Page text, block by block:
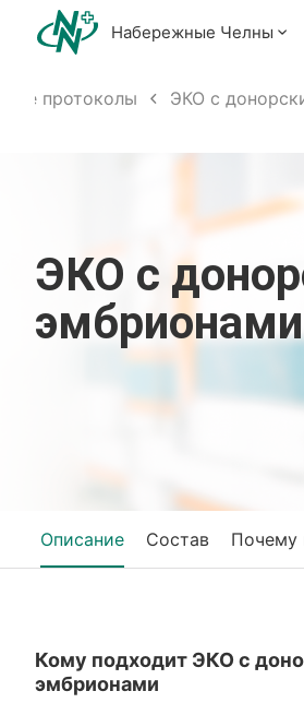
Набережные Челны
протоколы ЭКО с
ЭКО с
эмбрионами
Описание Состав Почему
Кому подходит ЭКО с
эмбрионами